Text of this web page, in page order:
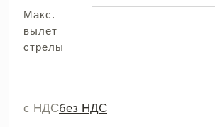
Макс.
вылет
стрелы
с НДСбез НДС